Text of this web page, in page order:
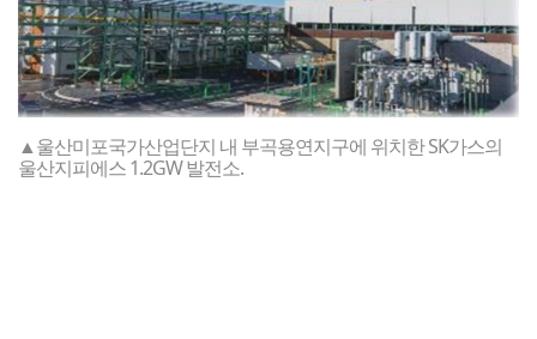
▲울산미포국가산업단지 내 부곡용연지구에 위치한 SK가스의
울산지피에스 1.2GW 발전소.